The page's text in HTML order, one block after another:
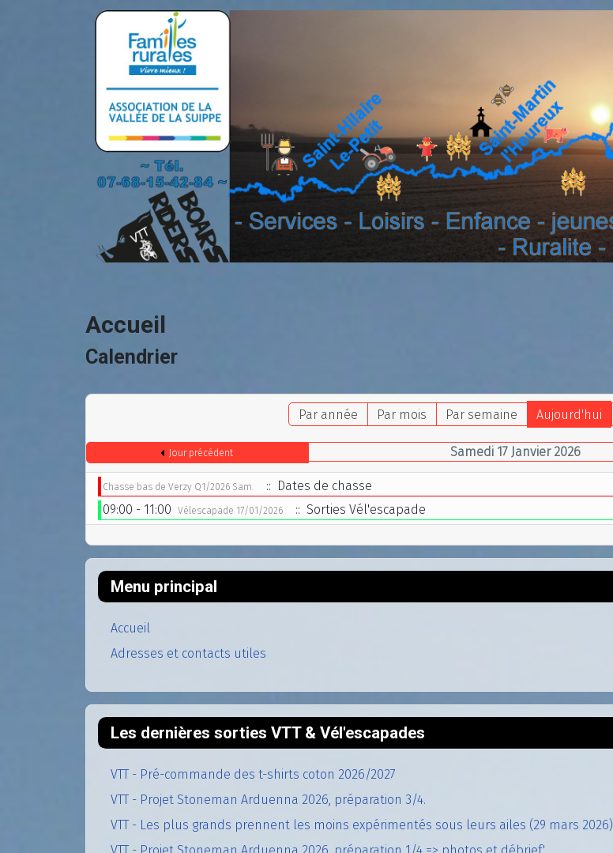
Accueil
Calendrier
Par année Par mois Par semaine Aujourd'hui
Jour précédent Samedi 17 Janvier 2026
Chasse bas de Verzy Q1/2026 Sam.
:: Dates de chasse
09:00 - 11:00
Vélescapade 17/01/2026 :: Sorties Vél'escapade
Menu principal
Accueil
Adresses et contacts utiles
Les dernières sorties VTT & Vél'escapades
VTT - Pré-commande des t-shirts coton 2026/2027
VTT - Projet Stoneman Arduenna 2026, préparation 3/4.
VTT - Les plus grands prennent les moins expérimentés sous leurs ailes (29 mars 2026)